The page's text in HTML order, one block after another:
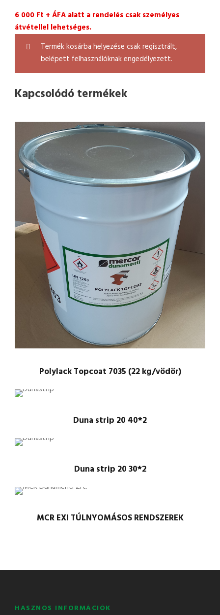
6 000 Ft + ÁFA alatt a rendelés csak személyes
átvétellel lehetséges.
Termék kosárba helyezése csak regisztrált,
belépett felhasználóknak engedélyezett.
Kapcsolódó termékek
Polylack Topcoat 7035 (22 kg/vödör)
Duna strip 20 40*2
Duna strip 20 30*2
MCR EXI TÚLNYOMÁSOS RENDSZEREK
HASZNOS INFORMÁCIÓK